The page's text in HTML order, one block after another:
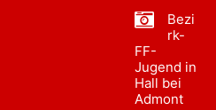
Bezi
rk-
FF-
Jugend in
Hall bei
Admont